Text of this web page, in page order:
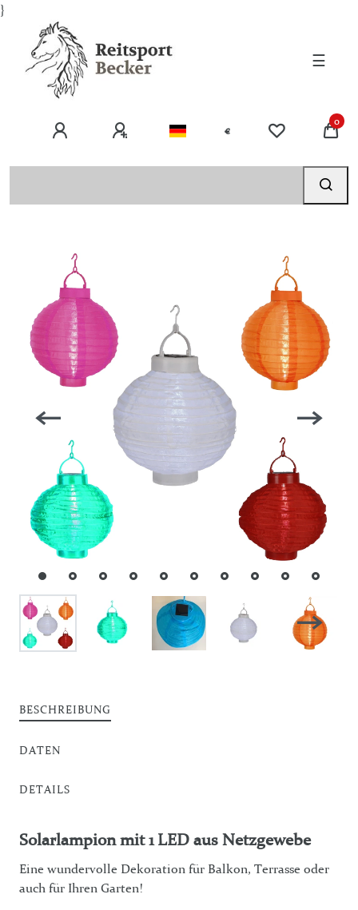
}
☰
€
0
BESCHREIBUNG
DATEN
DETAILS
Solarlampion mit 1 LED aus Netzgewebe
Eine wundervolle Dekoration für Balkon, Terrasse oder
auch für Ihren Garten!